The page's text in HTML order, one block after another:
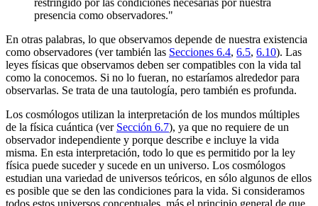
restringido por las condiciones necesarias por nuestra
presencia como observadores."
En otras palabras, lo que observamos depende de nuestra existencia
como observadores (ver también las Secciones 6.4, 6.5, 6.10). Las
leyes físicas que observamos deben ser compatibles con la vida tal
como la conocemos. Si no lo fueran, no estaríamos alrededor para
observarlas. Se trata de una tautología, pero también es profunda.
Los cosmólogos utilizan la interpretación de los mundos múltiples
de la física cuántica (ver Sección 6.7), ya que no requiere de un
observador independiente y porque describe e incluye la vida
misma. En esta interpretación, todo lo que es permitido por la ley
física puede suceder y sucede en un universo. Los cosmólogos
estudian una variedad de universos teóricos, en sólo algunos de ellos
es posible que se den las condiciones para la vida. Si consideramos